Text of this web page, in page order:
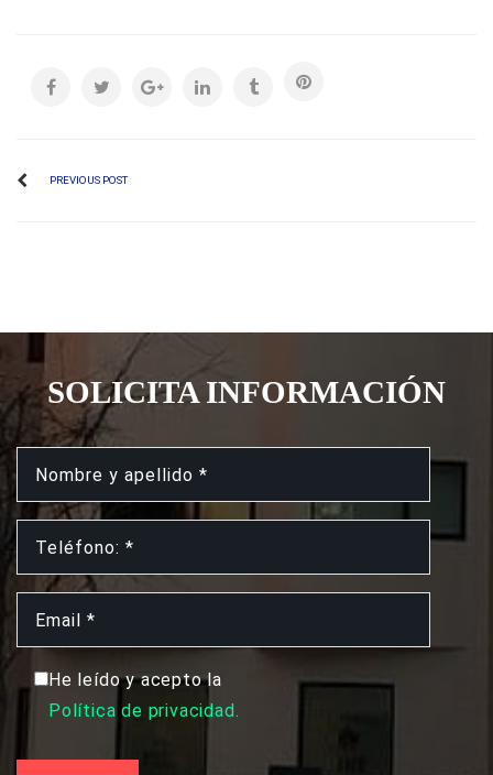
PREVIOUS POST
SOLICITA INFORMACIÓN
He leído y acepto la
Política de privacidad.